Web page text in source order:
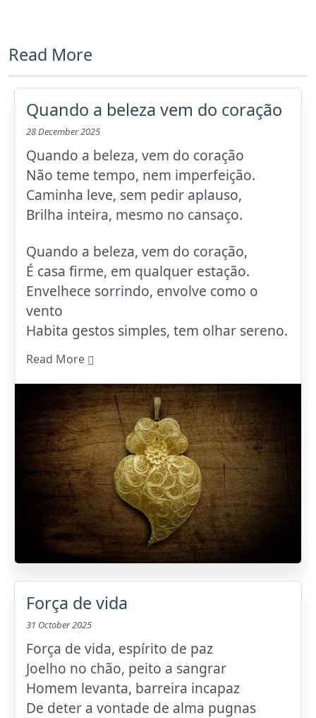
Read More
Quando a beleza vem do coração
28 December 2025
Quando a beleza, vem do coração
Não teme tempo, nem imperfeição.
Caminha leve, sem pedir aplauso,
Brilha inteira, mesmo no cansaço.
Quando a beleza, vem do coração,
É casa firme, em qualquer estação.
Envelhece sorrindo, envolve como o
vento
Habita gestos simples, tem olhar sereno.
Read More
Força de vida
31 October 2025
Força de vida, espírito de paz
Joelho no chão, peito a sangrar
Homem levanta, barreira incapaz
De deter a vontade de alma pugnas